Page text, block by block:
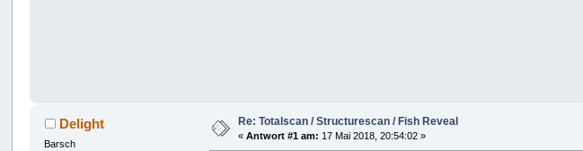
Delight
Barsch
Re: Totalscan / Structurescan / Fish Reveal
«Antwort #1 am: 17 Mai 2018, 20:54:02 »